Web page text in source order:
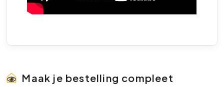
Maak je bestelling compleet